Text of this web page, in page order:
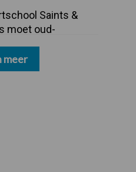
Saints &
moet oud-
meer